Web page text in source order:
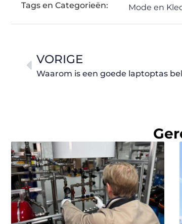
Tags en Categorieën: Mode en
VORIGE
Waarom is een goede laptoptas